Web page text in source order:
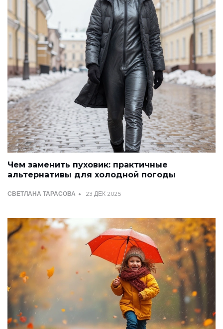
Чем заменить пуховик: практичные
альтернативы для холодной погоды
СВЕТЛАНА ТАРАСОВА 23 ДЕК 2025